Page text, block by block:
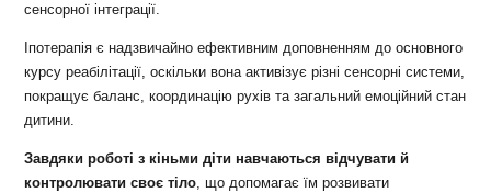
сенсорної інтеграції.
Іпотерапія є надзвичайно ефективним доповненням до основного
курсу реабілітації, оскільки вона активізує різні сенсорні системи,
покращує баланс, координацію рухів та загальний емоційний стан
дитини.
Завдяки роботі з кіньми діти навчаються відчувати й
контролювати своє тіло, що допомагає їм розвивати